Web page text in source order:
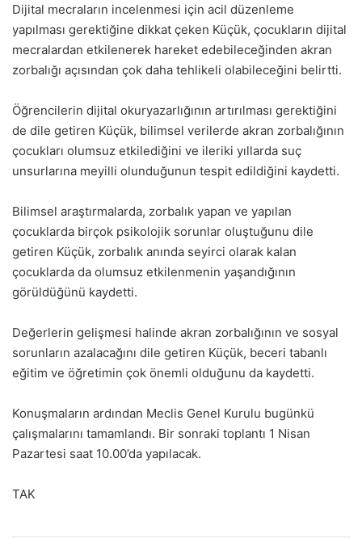
Dijital mecraların incelenmesi için acil düzenleme
yapılması gerektiğine dikkat çeken Küçük, çocukların dijital
mecralardan etkilenerek hareket edebileceğinden akran
zorbalığı açısından çok daha tehlikeli olabileceğini belirtti.
Öğrencilerin dijital okuryazarlığının artırılması gerektiğini
de dile getiren Küçük, bilimsel verilerde akran zorbalığının
çocukları olumsuz etkilediğini ve ileriki yıllarda suç
unsurlarına meyilli olunduğunun tespit edildiğini kaydetti.
Bilimsel araştırmalarda, zorbalık yapan ve yapılan
çocuklarda birçok psikolojik sorunlar oluştuğunu dile
getiren Küçük, zorbalık anında seyirci olarak kalan
çocuklarda da olumsuz etkilenmenin yaşandığının
görüldüğünü kaydetti.
Değerlerin gelişmesi halinde akran zorbalığının ve sosyal
sorunların azalacağını dile getiren Küçük, beceri tabanlı
eğitim ve öğretimin çok önemli olduğunu da kaydetti.
Konuşmaların ardından Meclis Genel Kurulu bugünkü
çalışmalarını tamamlandı. Bir sonraki toplantı 1 Nisan
Pazartesi saat 10.00’da yapılacak.
TAK